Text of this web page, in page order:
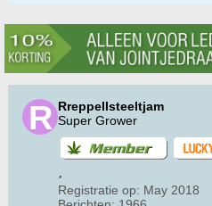
Rreppellsteeltjam
Super Grower
Registratie op: May 2018